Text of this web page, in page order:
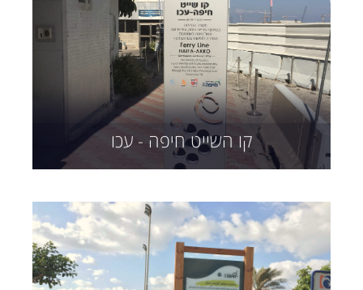
קו השייט חיפה - עכו